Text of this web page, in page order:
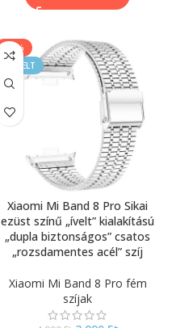
-20%
KIEMELT
Xiaomi Mi Band 8 Pro Sikai
ezüst színű „ívelt” kialakítású
„dupla biztonságos” csatos
„rozsdamentes acél” szíj
Xiaomi Mi Band 8 Pro fém
szíjak